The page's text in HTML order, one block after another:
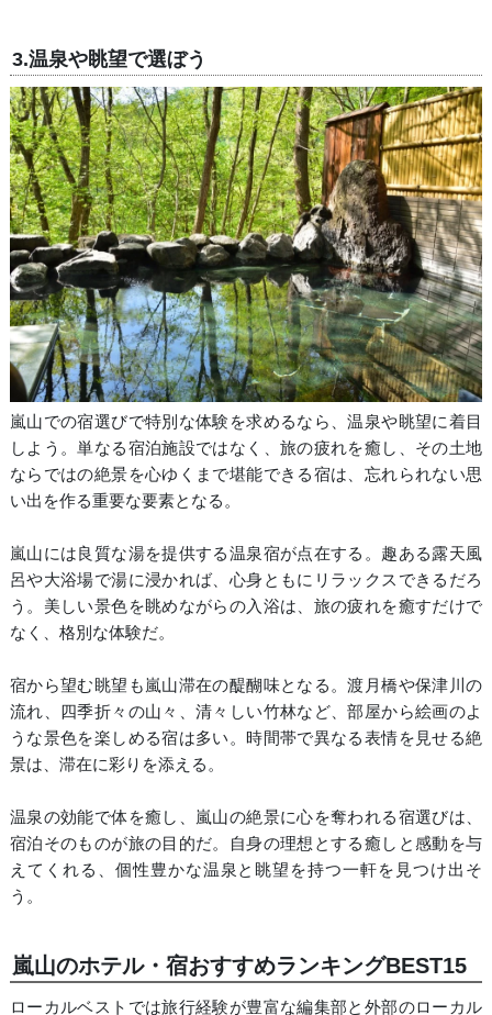
3.温泉や眺望で選ぼう
嵐山での宿選びで特別な体験を求めるなら、温泉や眺望に着目
しよう。単なる宿泊施設ではなく、旅の疲れを癒し、その土地
ならではの絶景を心ゆくまで堪能できる宿は、忘れられない思
い出を作る重要な要素となる。
嵐山には良質な湯を提供する温泉宿が点在する。趣ある露天風
呂や大浴場で湯に浸かれば、心身ともにリラックスできるだろ
う。美しい景色を眺めながらの入浴は、旅の疲れを癒すだけで
なく、格別な体験だ。
宿から望む眺望も嵐山滞在の醍醐味となる。渡月橋や保津川の
流れ、四季折々の山々、清々しい竹林など、部屋から絵画のよ
うな景色を楽しめる宿は多い。時間帯で異なる表情を見せる絶
景は、滞在に彩りを添える。
温泉の効能で体を癒し、嵐山の絶景に心を奪われる宿選びは、
宿泊そのものが旅の目的だ。自身の理想とする癒しと感動を与
えてくれる、個性豊かな温泉と眺望を持つ一軒を見つけ出そ
う。
嵐山のホテル・宿おすすめランキングBEST15
ローカルベストでは旅行経験が豊富な編集部と外部のローカル